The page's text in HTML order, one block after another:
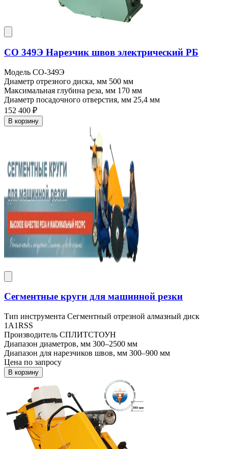
СО 349Э Нарезчик швов электрический РБ
Модель СО-349Э
Диаметр отрезного диска, мм 500 мм
Максимальная глубина реза, мм 170 мм
Диаметр посадочного отверстия, мм 25,4 мм
152 400 ₽
В корзину
Сегментные круги для машинной резки
Тип инструмента Сегментный отрезной алмазный диск
1A1RSS
Производитель СПЛИТСТОУН
Диапазон диаметров, мм 300–2500 мм
Диапазон для нарезчиков швов, мм 300–900 мм
Цена по запросу
В корзину